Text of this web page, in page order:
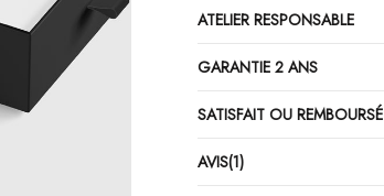
ATELIER RESPONSABLE
GARANTIE 2 ANS
SATISFAIT OU REMBOURSÉ
AVIS(1)